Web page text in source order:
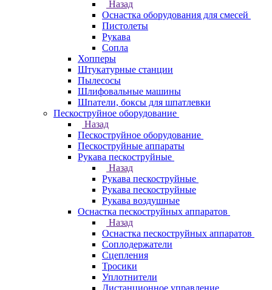
Назад
Оснастка оборудования для смесей
Пистолеты
Рукава
Сопла
Хопперы
Штукатурные станции
Пылесосы
Шлифовальные машины
Шпатели, боксы для шпатлевки
Пескоструйное оборудование
Назад
Пескоструйное оборудование
Пескоструйные аппараты
Рукава пескоструйные
Назад
Рукава пескоструйные
Рукава пескоструйные
Рукава воздушные
Оснастка пескоструйных аппаратов
Назад
Оснастка пескоструйных аппаратов
Соплодержатели
Сцепления
Тросики
Уплотнители
Дистанционное управление